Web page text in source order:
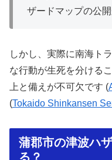
ザードマップの公
しかし、実際に南海ト
な行動が生死を分ける
上と備えが不可欠です​ (
(Tokaido Shinkansen
蒲郡市の津波ハ
る？